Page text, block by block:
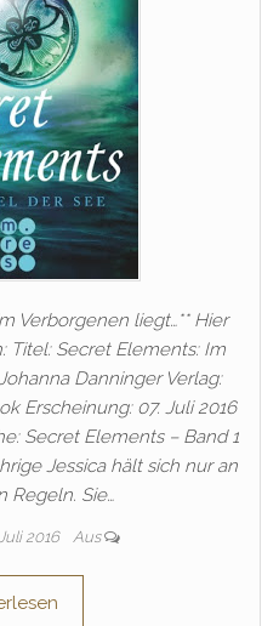
Verborgenen liegt…** Hier
Titel: Secret Elements: Im
Danninger Verlag:
Erscheinung: 07. Juli 2016
Secret Elements – Band 1
Jessica hält sich nur an
Regeln. Sie…
Juli 2016 Aus